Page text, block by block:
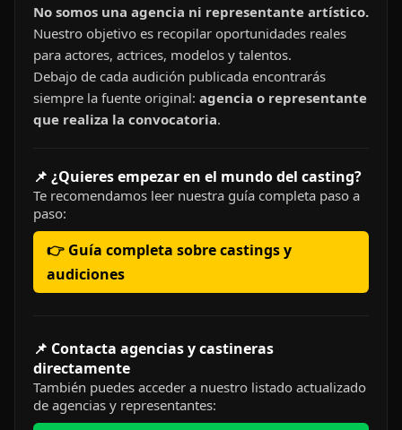
No somos una agencia ni representante artístico.
Nuestro objetivo es recopilar oportunidades reales
para actores, actrices, modelos y talentos.
Debajo de cada audición publicada encontrarás
siempre la fuente original: agencia o representante
que realiza la convocatoria.
📌 ¿Quieres empezar en el mundo del casting?
Te recomendamos leer nuestra guía completa paso a
paso:
👉 Guía completa sobre castings y
audiciones
📌 Contacta agencias y castineras
directamente
También puedes acceder a nuestro listado actualizado
de agencias y representantes: